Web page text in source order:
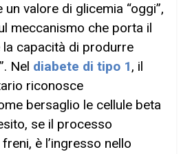
valore di glicemia “oggi”,
meccanismo che porta il
capacità di produrre
Nel diabete di tipo 1, il
riconosce
bersaglio le cellule beta
se il processo
è l’ingresso nello